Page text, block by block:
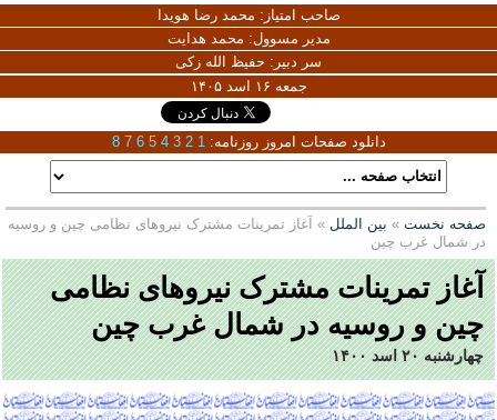
صاحب امتیاز: محمد رضا هویدا
مدیر مسوول: محمد هدایت
سر دبیر: حفیظ الله زکی
جمعه ۱۶ اسد ۱۴۰۵
دانلود صفحات امروز روزنامه: 1
2
3
4
5
6
7
8
صفحه نخست » بین الملل » آغاز تمرینات مشترک نیروهای نظامی چین و روسیه
در شمال غرب چین
آغاز تمرینات مشترک نیروهای نظامی
چین و روسیه در شمال غرب چین
چهارشنبه ۲۰ اسد ۱۴۰۰